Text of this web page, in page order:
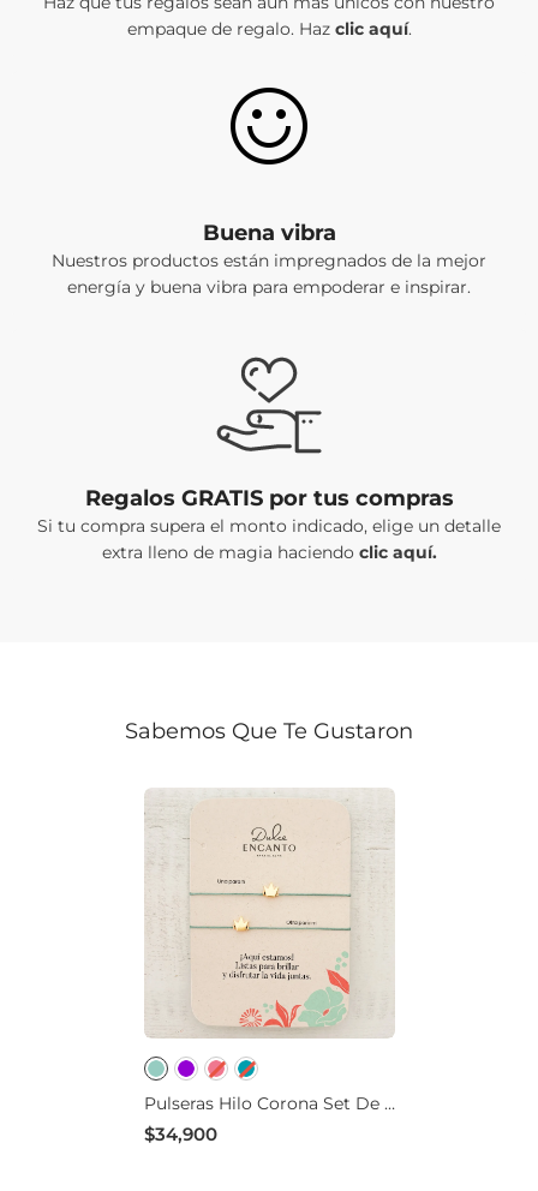
empaque de regalo. Haz clic aquí.
Buena vibra
Nuestros productos están impregnados de la mejor
energía y buena vibra para empoderar e inspirar.
Regalos GRATIS por tus compras
Si tu compra supera el monto indicado, elige un detalle
extra lleno de magia haciendo clic aquí.
Sabemos Que Te Gustaron
Pulseras Hilo Corona Set De 2
Amigas Para Compartir
$34,900
10% OFF EN TU PRIMERA
COMPRA*
Inscríbete y entérate de nuevas
colecciones, tendencias y ofertas
ENVIAR
No, Gracias!